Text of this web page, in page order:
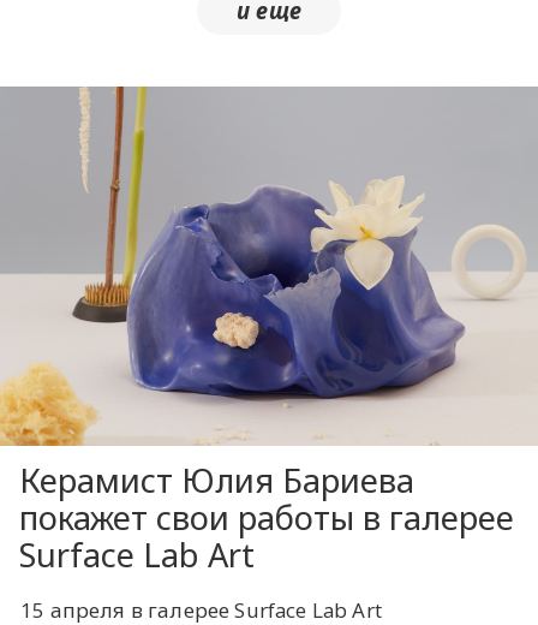
Керамист Юлия Бариева
покажет свои работы в галерее
Surface Lab Art
15 апреля в галерее Surface Lab Art